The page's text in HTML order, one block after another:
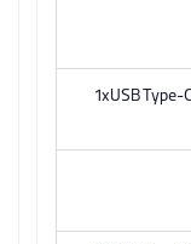
1xUSB